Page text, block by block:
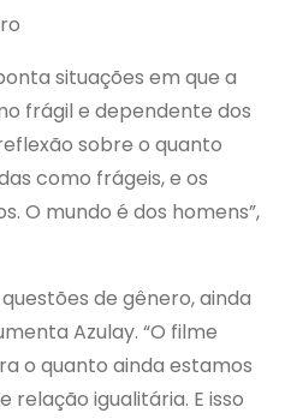
situações em que a
frágil e dependente dos
sobre o quanto
como frágeis, e os
O mundo é dos homens”,
de gênero, ainda
Azulay. “O filme
o quanto ainda estamos
relação igualitária. E isso